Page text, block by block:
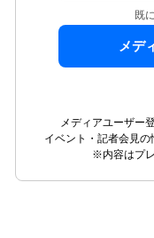
既
メデ
メディアユーザー
イベント・記者会見の
※内容はプ